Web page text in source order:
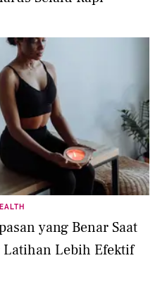
yang Benar Saat
Latihan Lebih Efektif